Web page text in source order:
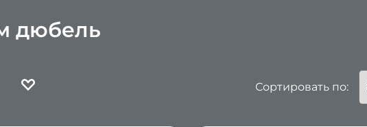
дюбель
Сортировать по: